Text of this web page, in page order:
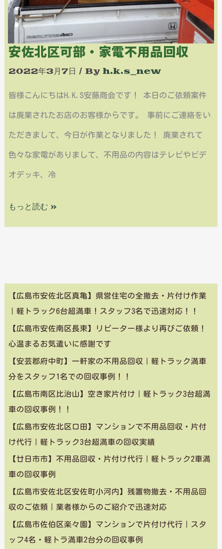
【広島市安佐北区真亀】県営住宅の全撤去・片付け作業
｜軽トラック6台超満車！スタッフ3名で迅速対応！！
【広島市安佐南区長束】リピーター様より再びご依頼！
心温まるお気遣いに感謝です
【安芸郡府中町】一軒家の不用品回収｜軽トラック満車
分をスタッフ1名での回収事例！！
【広島市南区比治山】空き家片付け｜軽トラック3台超満
車の回収事例！！
【広島市安佐北区口田】マンションで不用品回収・片付
け代行｜軽トラック3台超満車の回収実績
【廿日市市】不用品回収・片付け代行｜軽トラック2車満
車の回収事例
【広島市安佐北区安佐町小河内】残置物撤去・不用品回
収のご依頼｜業者様からのご紹介で迅速対応
【広島市佐伯区楽々園】マンションで片付け代行｜スタ
ッフ4名・軽トラ満車2台分の回収事例
安佐北区可部・家電不用品回収
2022年3月7日 / By h.k.s_new
皆様こんにちはH.K.S安藤商会です！ 本日のご依頼案件
は廃業されたお店のお客様からです。 事前にご連絡をい
ただきまして、今日が作業となりました！ 廃業されて
色々な家電がありまして、不用品の内容はテレビやビデ
オデッキ、冷
用
品
回
もっと読む »